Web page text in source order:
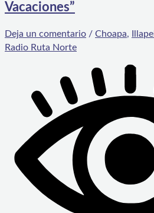
Vacaciones”
Deja un comentario / Choapa, Illapel
Radio Ruta Norte